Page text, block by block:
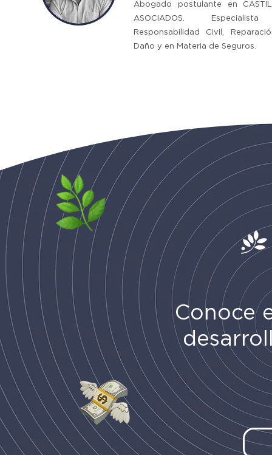
Abogado postulante en
ASOCIADOS.
Responsabilidad Civil,
Daño y en Materia de Seguros.
Conoce